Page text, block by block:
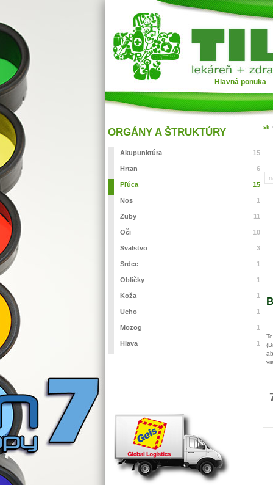
Hlavná ponuka
sk
ORGÁNY A ŠTRUKTÚRY
Akupunktúra 15
Hrtan 6
Pľúca 15
Nos 1
Zuby 11
Oči 10
Svalstvo 3
Srdce 1
Obličky 1
Koža 1
Ucho 1
Mozog 1
Hlava 1